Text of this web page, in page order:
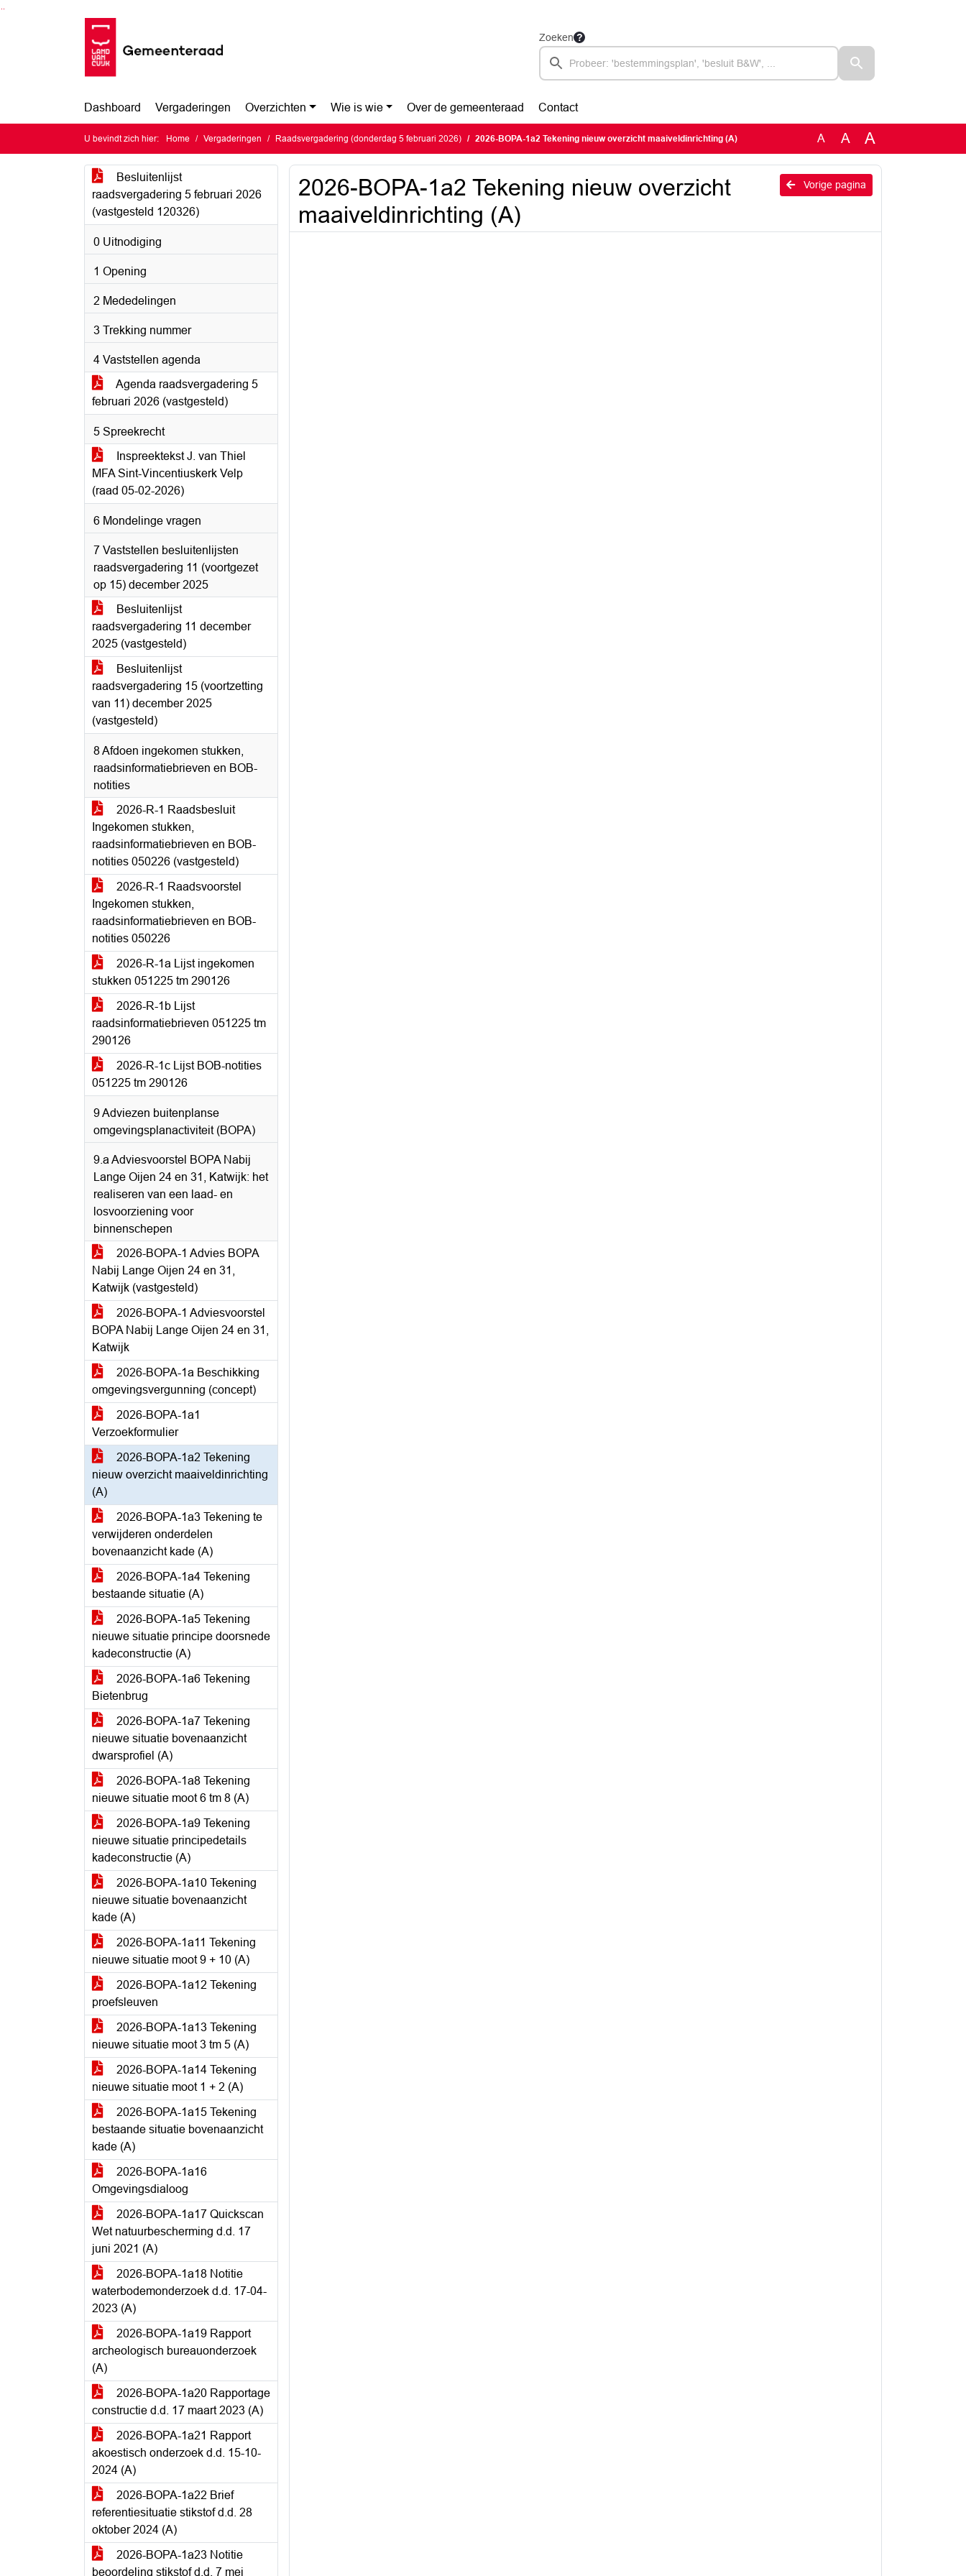
Ga naar de inhoud van deze pagina
Ga naar het zoeken
Ga naar het menu
Zoeken
Dashboard Vergaderingen Overzichten Wie is wie Over de gemeenteraad Contact
U bevindt zich hier: Home Vergaderingen Raadsvergadering (donderdag 5 februari 2026) 2026-BOPA-1a2 Tekening nieuw overzicht maaiveldinrichting (A) A A A
Besluitenlijst
raadsvergadering 5 februari 2026
(vastgesteld 120326)
0 Uitnodiging
1 Opening
2 Mededelingen
3 Trekking nummer
4 Vaststellen agenda
Agenda raadsvergadering 5
februari 2026 (vastgesteld)
5 Spreekrecht
Inspreektekst J. van Thiel
MFA Sint-Vincentiuskerk Velp
(raad 05-02-2026)
6 Mondelinge vragen
7 Vaststellen besluitenlijsten
raadsvergadering 11 (voortgezet
op 15) december 2025
Besluitenlijst
raadsvergadering 11 december
2025 (vastgesteld)
Besluitenlijst
raadsvergadering 15 (voortzetting
van 11) december 2025
(vastgesteld)
8 Afdoen ingekomen stukken,
raadsinformatiebrieven en BOB-
notities
2026-R-1 Raadsbesluit
Ingekomen stukken,
raadsinformatiebrieven en BOB-
notities 050226 (vastgesteld)
2026-R-1 Raadsvoorstel
Ingekomen stukken,
raadsinformatiebrieven en BOB-
notities 050226
2026-R-1a Lijst ingekomen
stukken 051225 tm 290126
2026-R-1b Lijst
raadsinformatiebrieven 051225 tm
290126
2026-R-1c Lijst BOB-notities
051225 tm 290126
9 Adviezen buitenplanse
omgevingsplanactiviteit (BOPA)
9.a Adviesvoorstel BOPA Nabij
Lange Oijen 24 en 31, Katwijk: het
realiseren van een laad- en
losvoorziening voor
binnenschepen
2026-BOPA-1 Advies BOPA
Nabij Lange Oijen 24 en 31,
Katwijk (vastgesteld)
2026-BOPA-1 Adviesvoorstel
BOPA Nabij Lange Oijen 24 en 31,
Katwijk
2026-BOPA-1a Beschikking
omgevingsvergunning (concept)
2026-BOPA-1a1
Verzoekformulier
2026-BOPA-1a2 Tekening
nieuw overzicht maaiveldinrichting
(A)
2026-BOPA-1a3 Tekening te
verwijderen onderdelen
bovenaanzicht kade (A)
2026-BOPA-1a4 Tekening
bestaande situatie (A)
2026-BOPA-1a5 Tekening
nieuwe situatie principe doorsnede
kadeconstructie (A)
2026-BOPA-1a6 Tekening
Bietenbrug
2026-BOPA-1a7 Tekening
nieuwe situatie bovenaanzicht
dwarsprofiel (A)
2026-BOPA-1a8 Tekening
nieuwe situatie moot 6 tm 8 (A)
2026-BOPA-1a9 Tekening
nieuwe situatie principedetails
kadeconstructie (A)
2026-BOPA-1a10 Tekening
nieuwe situatie bovenaanzicht
kade (A)
2026-BOPA-1a11 Tekening
nieuwe situatie moot 9 + 10 (A)
2026-BOPA-1a12 Tekening
proefsleuven
2026-BOPA-1a13 Tekening
nieuwe situatie moot 3 tm 5 (A)
2026-BOPA-1a14 Tekening
nieuwe situatie moot 1 + 2 (A)
2026-BOPA-1a15 Tekening
bestaande situatie bovenaanzicht
kade (A)
2026-BOPA-1a16
Omgevingsdialoog
2026-BOPA-1a17 Quickscan
Wet natuurbescherming d.d. 17
juni 2021 (A)
2026-BOPA-1a18 Notitie
waterbodemonderzoek d.d. 17-04-
2023 (A)
2026-BOPA-1a19 Rapport
archeologisch bureauonderzoek
(A)
2026-BOPA-1a20 Rapportage
constructie d.d. 17 maart 2023 (A)
2026-BOPA-1a21 Rapport
akoestisch onderzoek d.d. 15-10-
2024 (A)
2026-BOPA-1a22 Brief
referentiesituatie stikstof d.d. 28
oktober 2024 (A)
2026-BOPA-1a23 Notitie
beoordeling stikstof d.d. 7 mei
Vorige pagina
2026-BOPA-1a2 Tekening nieuw overzicht
maaiveldinrichting (A)